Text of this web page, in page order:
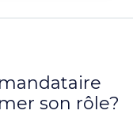
son rôle?